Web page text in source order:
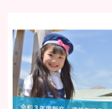
イバシーポリシーを掲示し
れるサービス（以下「本サ
（以下「利用企業等」とい
（以下「ユーザー」といい
個人情報の管理に細心の注